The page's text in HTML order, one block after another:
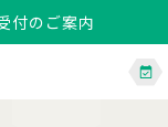
付のご案内
のご案内